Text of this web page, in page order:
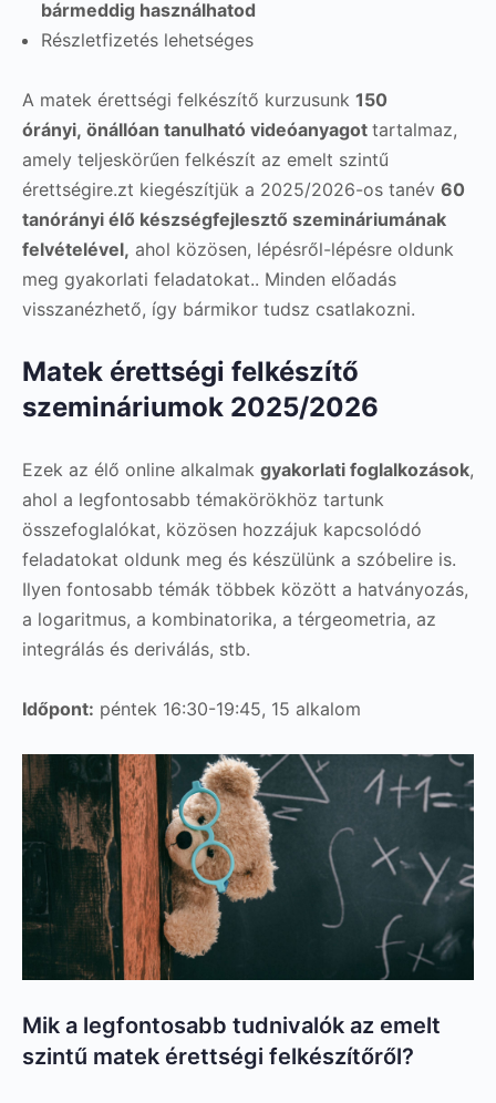
bármeddig használhatod
Részletfizetés lehetséges
A matek érettségi felkészítő kurzusunk 150
órányi, önállóan tanulható videóanyagot tartalmaz,
amely teljeskörűen felkészít az emelt szintű
érettségire.zt kiegészítjük a 2025/2026-os tanév 60
tanórányi élő készségfejlesztő szemináriumának
felvételével, ahol közösen, lépésről-lépésre oldunk
meg gyakorlati feladatokat.. Minden előadás
visszanézhető, így bármikor tudsz csatlakozni.
Matek érettségi felkészítő
szemináriumok 2025/2026
Ezek az élő online alkalmak gyakorlati foglalkozások,
ahol a legfontosabb témakörökhöz tartunk
összefoglalókat, közösen hozzájuk kapcsolódó
feladatokat oldunk meg és készülünk a szóbelire is.
Ilyen fontosabb témák többek között a hatványozás,
a logaritmus, a kombinatorika, a térgeometria, az
integrálás és deriválás, stb.
Időpont: péntek 16:30-19:45, 15 alkalom
Mik a legfontosabb tudnivalók az emelt
szintű matek érettségi felkészítőről?